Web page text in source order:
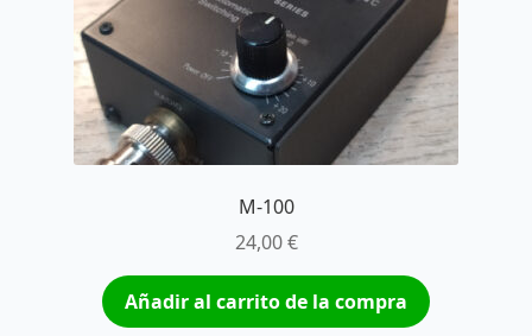
M-100
24,00€
Añadir al carrito de la compra